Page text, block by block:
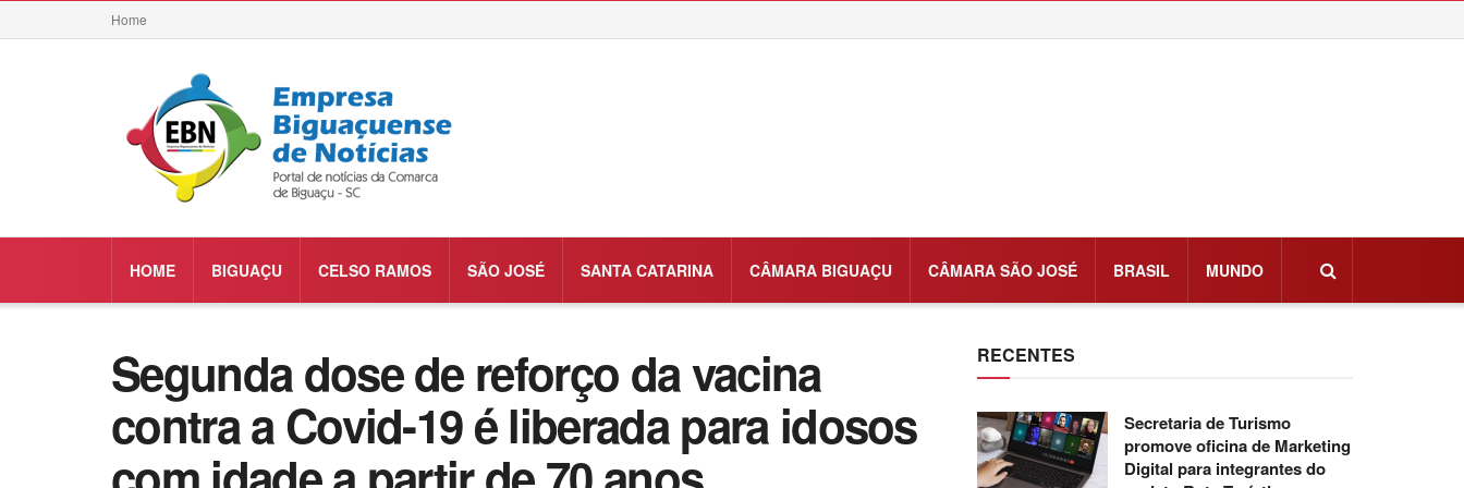
Home
HOME BIGUAÇU CELSO RAMOS SÃO JOSÉ SANTA CATARINA CÂMARA BIGUAÇU CÂMARA SÃO JOSÉ BRASIL MUNDO
Segunda dose de reforço da vacina
contra a Covid-19 é liberada para idosos
RECENTES
Secretaria de Turismo
promove oficina de Marketing
Digital para integrantes do